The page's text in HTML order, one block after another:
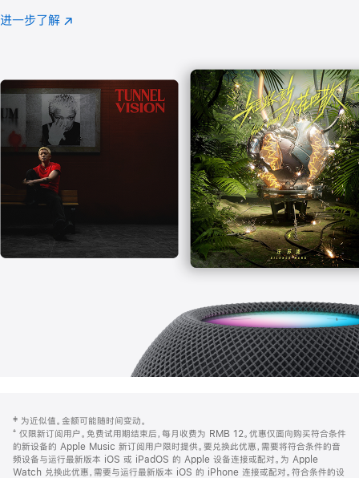
注
进一步了解 Apple
(在
口
中
打
开)
页
页
脚
注
‡ 为近似值。金额可能随时间变动。
⁺ 仅限新订阅用户。免费试用期结束后，每月收费为 RMB 12。优惠仅面向购买符合条件
的新设备的 Apple Music 新订阅用户限时提供。要兑换此优惠，需要将符合条件的音
频设备与运行最新版本 iOS 或 iPadOS 的 Apple 设备连接或配对。为 Apple
Watch 兑换此优惠，需要与运行最新版本 iOS 的 iPhone 连接或配对。符合条件的设